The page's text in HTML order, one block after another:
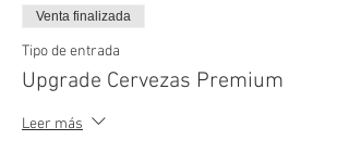
Venta finalizada
Tipo de entrada
Upgrade Cervezas Premium
Leer más